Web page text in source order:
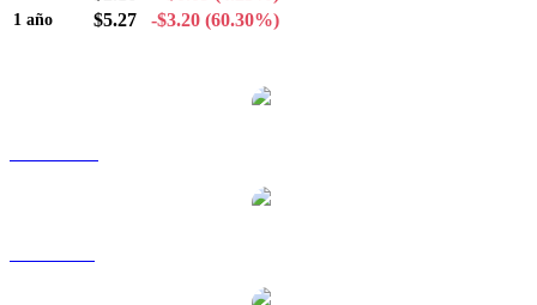
1 año $5.27 -$3.20 (60.30%)